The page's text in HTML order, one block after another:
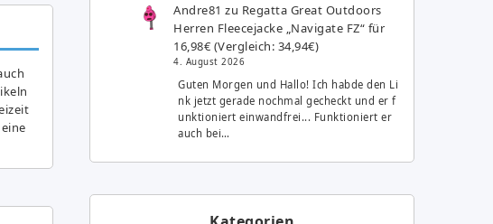
Andre81 zu Regatta Great Outdoors
Herren Fleecejacke „Navigate FZ“ für
16,98€ (Vergleich: 34,94€)
4. August 2026
Guten Morgen und Hallo! Ich habde den Li
nk jetzt gerade nochmal gecheckt und er f
unktioniert einwandfrei... Funktioniert er
auch bei…